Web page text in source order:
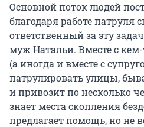
Основной поток людей
благодаря работе патруля
ответственный за эту
муж Натальи. Вместе с
(а иногда и вместе с
патрулировать улицы,
и привозит по несколько
знает места скопления
предлагает помощь, но не